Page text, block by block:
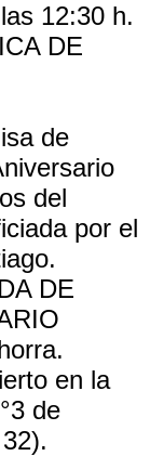
12:30 h.
DE
de
del
por el
DE
en la
de